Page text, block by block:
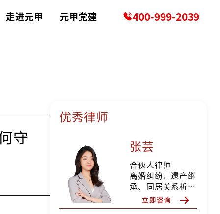
走进元甲 元甲党建 400-999-2039
守
优秀律师
张芸
合伙人律师
离婚纠纷、遗产继
承、同居关系析产
纠纷、分家析产纠
纷、所有权确认纠